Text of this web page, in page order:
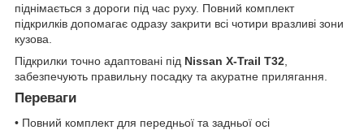
піднімається з дороги під час руху. Повний комплект
підкрилків допомагає одразу закрити всі чотири вразливі зони
кузова.
Підкрилки точно адаптовані під Nissan X-Trail T32
забезпечують правильну посадку та акуратне прилягання.
Переваги
• Повний комплект для передньої та задньої осі